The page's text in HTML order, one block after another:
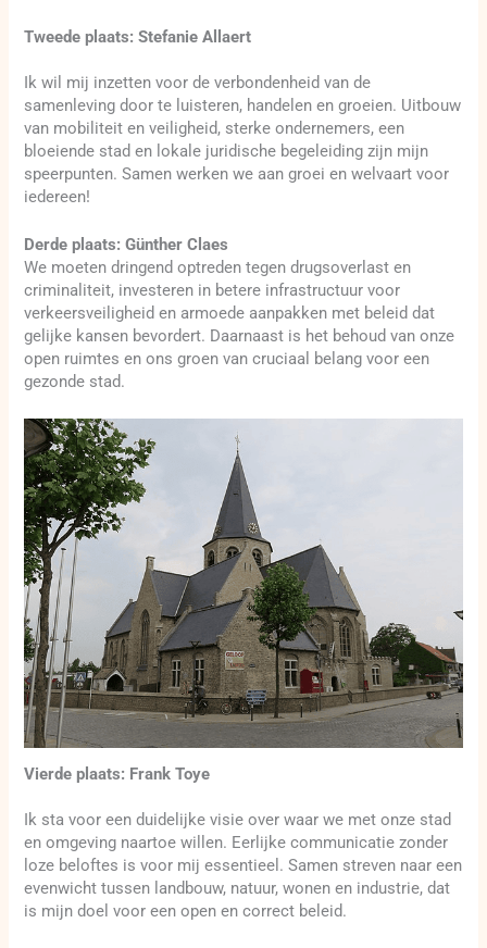
Tweede plaats: Stefanie Allaert
Ik wil mij inzetten voor de verbondenheid van de
samenleving door te luisteren, handelen en groeien. Uitbouw
van mobiliteit en veiligheid, sterke ondernemers, een
bloeiende stad en lokale juridische begeleiding zijn mijn
speerpunten. Samen werken we aan groei en welvaart voor
iedereen!
Derde plaats: Günther Claes
We moeten dringend optreden tegen drugsoverlast en
criminaliteit, investeren in betere infrastructuur voor
verkeersveiligheid en armoede aanpakken met beleid dat
gelijke kansen bevordert. Daarnaast is het behoud van onze
open ruimtes en ons groen van cruciaal belang voor een
gezonde stad.
Vierde plaats: Frank Toye
Ik sta voor een duidelijke visie over waar we met onze stad
en omgeving naartoe willen. Eerlijke communicatie zonder
loze beloftes is voor mij essentieel. Samen streven naar een
evenwicht tussen landbouw, natuur, wonen en industrie, dat
is mijn doel voor een open en correct beleid.